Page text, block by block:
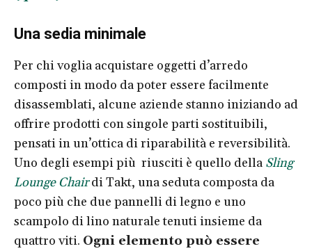
Una sedia minimale
Per chi voglia acquistare oggetti d’arredo
composti in modo da poter essere facilmente
disassemblati, alcune aziende stanno iniziando ad
offrire prodotti con singole parti sostituibili,
pensati in un’ottica di riparabilità e reversibilità.
Uno degli esempi più riusciti è quello della Sling
Lounge Chairdi Takt, una seduta composta da
poco più che due pannelli di legno e uno
scampolo di lino naturale tenuti insieme da
quattro viti. Ogni elemento può essere